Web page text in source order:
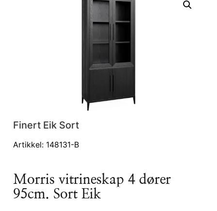
Finert Eik Sort
Artikkel: 148131-B
Morris vitrineskap 4 dører
95cm. Sort Eik